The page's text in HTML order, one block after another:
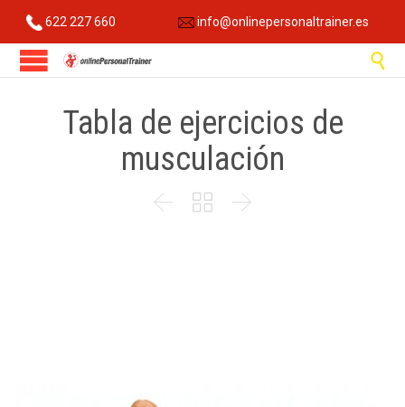
622 227 660 info@onlinepersonaltrainer.es

Tabla de ejercicios de
musculación
  